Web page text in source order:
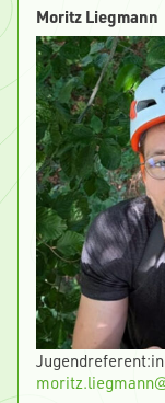
Moritz Liegmann
Jugendreferent:in